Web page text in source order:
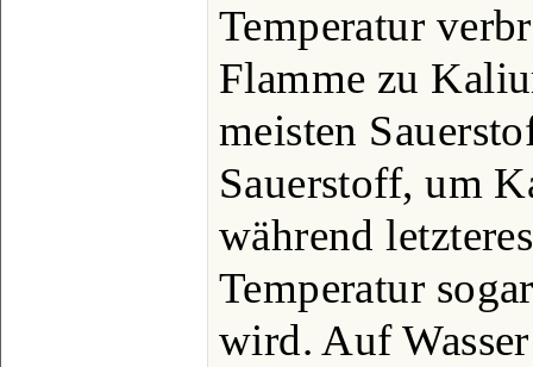
Temperatur
Flamme zu
meisten
Sauerstoff, um
während
Temperatur
wird. Auf